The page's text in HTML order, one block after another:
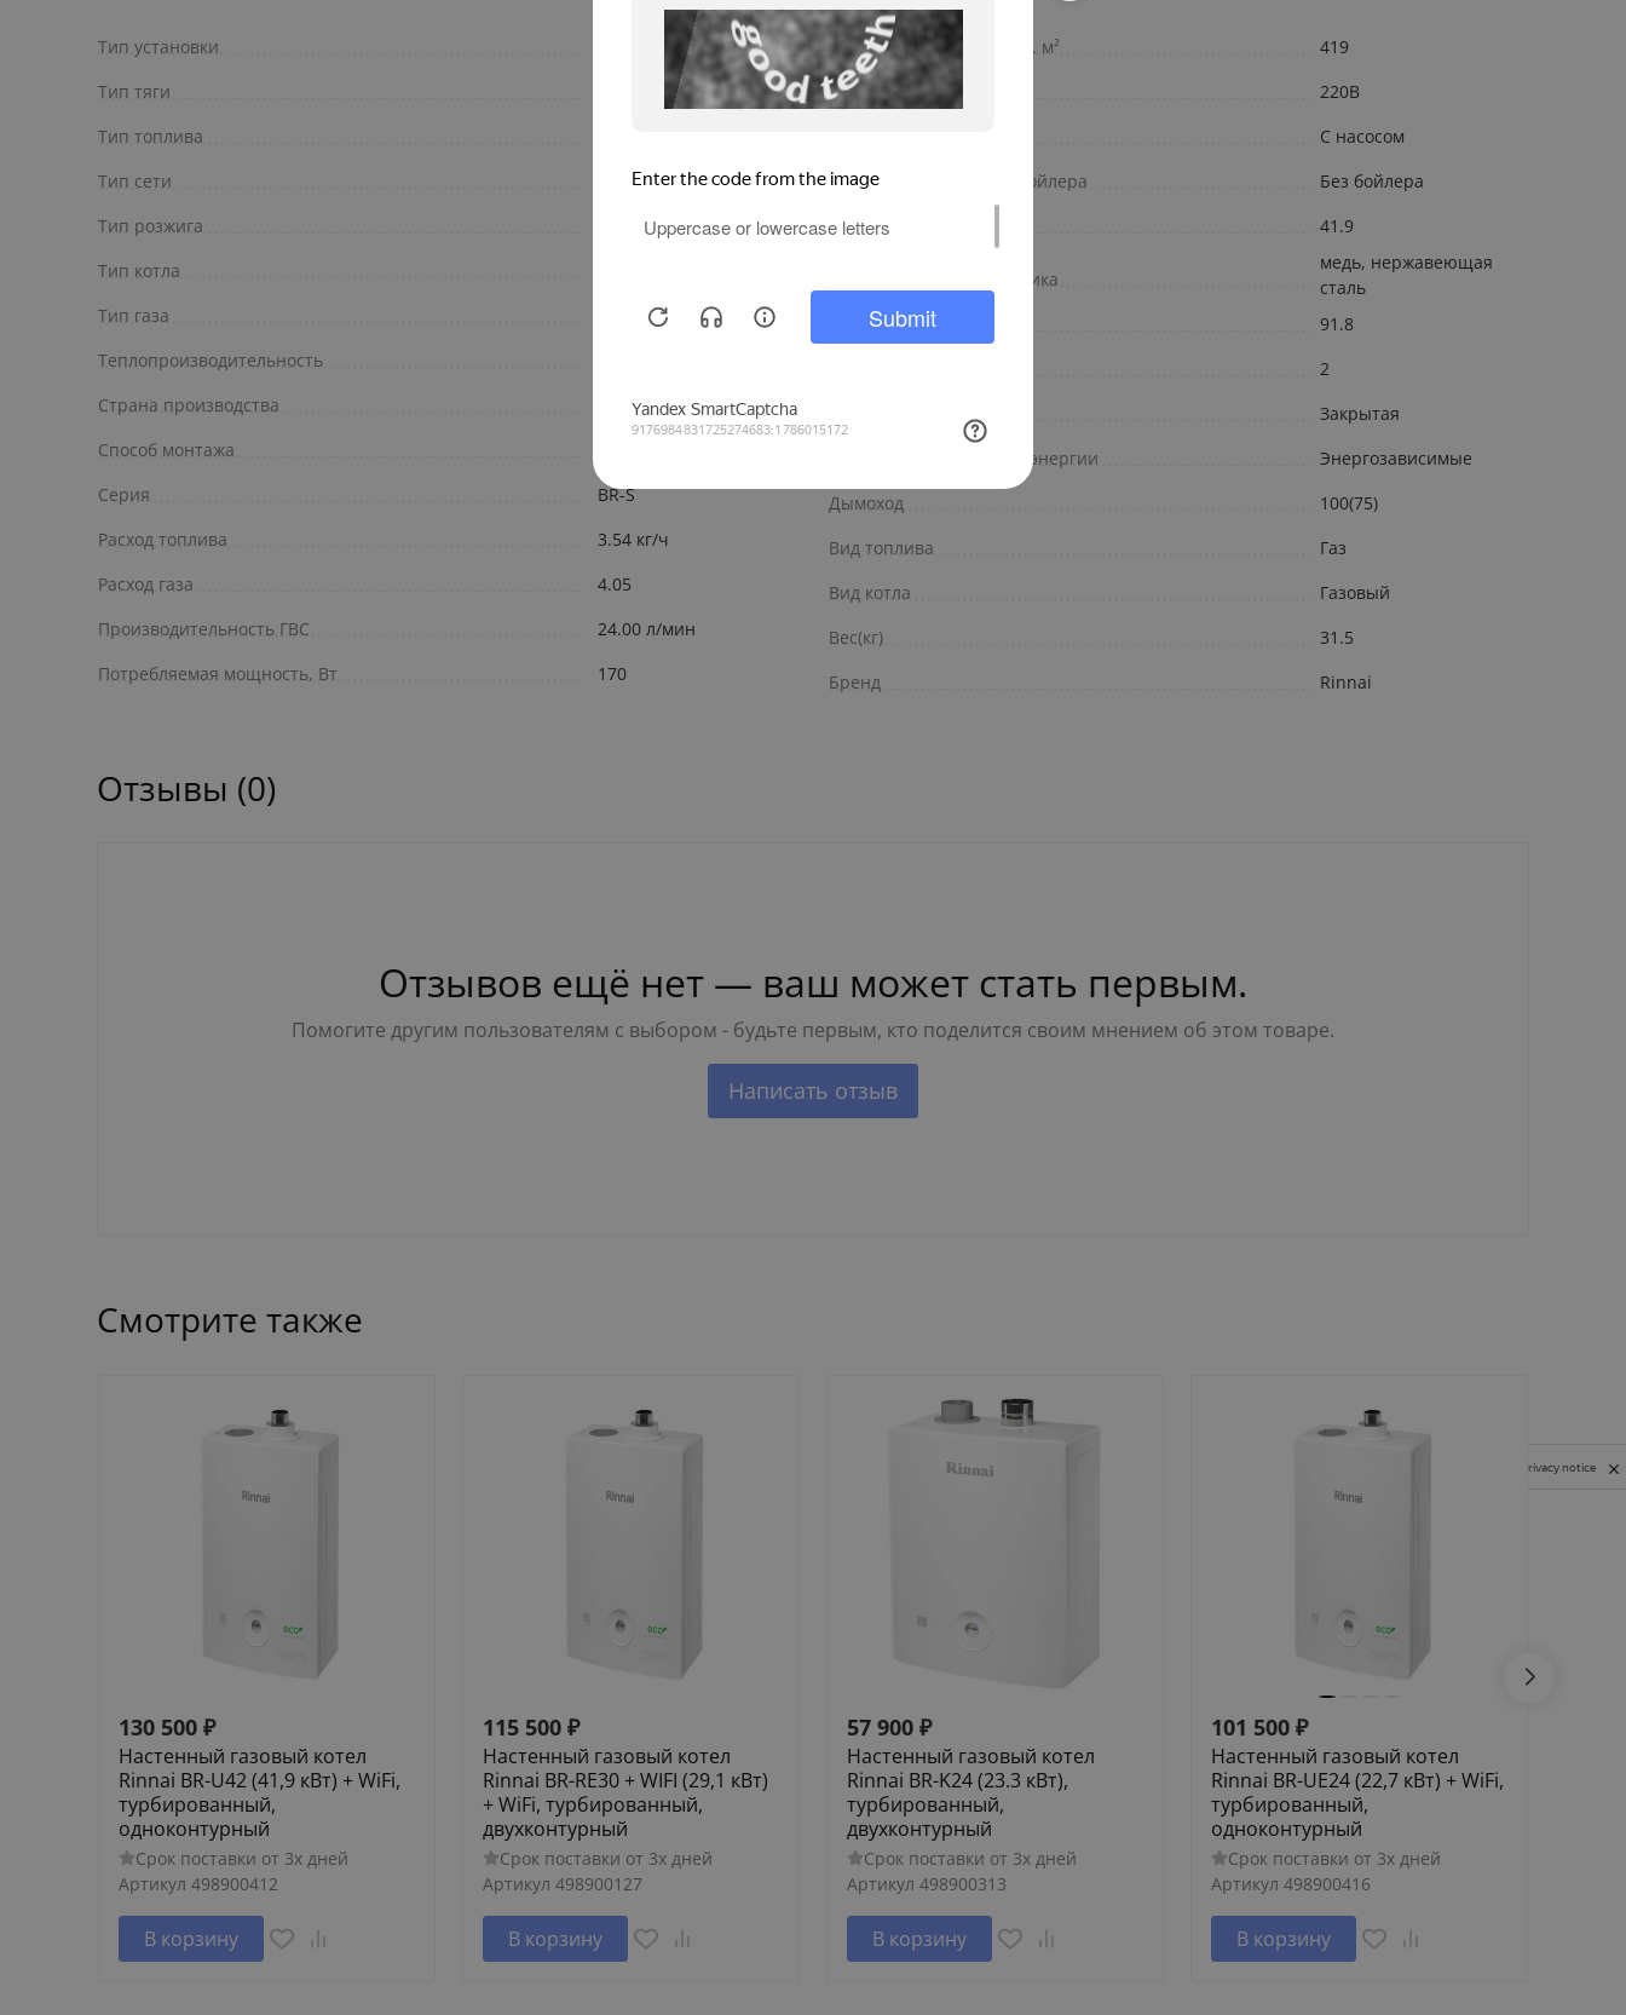
Тип установки
настенный
Тип тяги
Турбированные
Тип топлива
Тип сети
Однофазная
Тип розжига
Электрический
Тип котла
Тип газа
G-31/20 любой
Теплопроизводительность
Страна производства
Южная Корея
Способ монтажа
Серия
BR-S
Расход топлива
3.54 кг/ч
Расход газа
4.05
Производительность ГВС
24.00 л/мин
Потребляемая мощность, Вт
170
Отапливаемая площадь, м²
419
Напряжение питания
220В
С насосом
Наличие встроенного бойлера
Без бойлера
Мощность, кВт
41.9
Материал теплообменника
медь, нержавеющая
сталь
91.8
2
Камера сгорания
Закрытая
Зависимость от электроэнергии
Энергозависимые
Дымоход
100(75)
Вид топлива
Газ
Вид котла
Газовый
Вес(кг)
31.5
Бренд
Rinnai
Отзывы (0)
Отзывов ещё нет — ваш может стать первым.
Помогите другим пользователям с выбором - будьте первым, кто поделится своим мнением об этом товаре.
Написать отзыв
Смотрите также
130 500 ₽
Настенный газовый котел
Rinnai BR-U42 (41,9 кВт) + WiFi,
турбированный,
одноконтурный
Срок поставки от 3х дней
Артикул 498900412
В корзину
115 500 ₽
Настенный газовый котел
Rinnai BR-RE30 + WIFI (29,1 кВт)
+ WiFi, турбированный,
двухконтурный
Срок поставки от 3х дней
Артикул 498900127
В корзину
57 900 ₽
Настенный газовый котел
Rinnai BR-K24 (23.3 кВт),
турбированный,
двухконтурный
Срок поставки от 3х дней
Артикул 498900313
В корзину
101 500 ₽
Настенный газовый котел
Rinnai BR-UE24 (22,7 кВт) + WiFi,
турбированный,
одноконтурный
Срок поставки от 3х дней
Артикул 498900416
В корзину
Privacy notice